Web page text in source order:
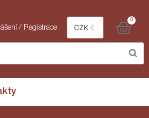
/ Registrace CZK
0